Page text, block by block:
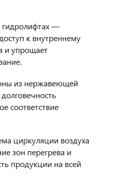
гидролифтах —
к внутреннему
и упрощает
из нержавеющей
соответствие
циркуляции воздуха
зон перегрева и
продукции на всей